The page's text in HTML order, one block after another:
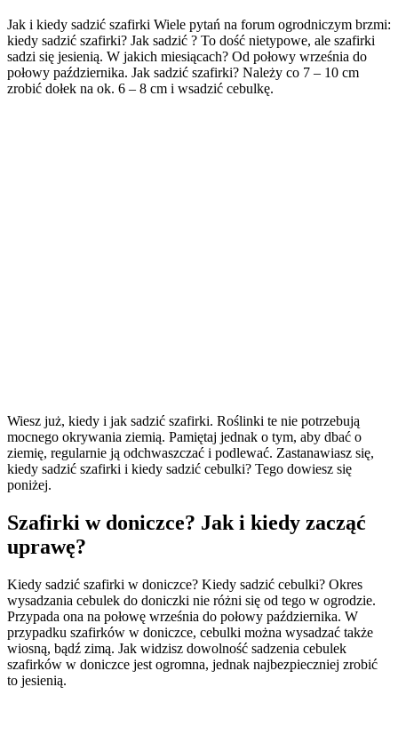
Jak i kiedy sadzić szafirki Wiele pytań na forum ogrodniczym brzmi:
kiedy sadzić szafirki? Jak sadzić ? To dość nietypowe, ale szafirki
sadzi się jesienią. W jakich miesiącach? Od połowy września do
połowy października. Jak sadzić szafirki? Należy co 7 – 10 cm
zrobić dołek na ok. 6 – 8 cm i wsadzić cebulkę.
Wiesz już, kiedy i jak sadzić szafirki. Roślinki te nie potrzebują
mocnego okrywania ziemią. Pamiętaj jednak o tym, aby dbać o
ziemię, regularnie ją odchwaszczać i podlewać. Zastanawiasz się,
kiedy sadzić szafirki i kiedy sadzić cebulki? Tego dowiesz się
poniżej.
Szafirki w doniczce? Jak i kiedy zacząć
uprawę?
Kiedy sadzić szafirki w doniczce? Kiedy sadzić cebulki? Okres
wysadzania cebulek do doniczki nie różni się od tego w ogrodzie.
Przypada ona na połowę września do połowy października. W
przypadku szafirków w doniczce, cebulki można wysadzać także
wiosną, bądź zimą. Jak widzisz dowolność sadzenia cebulek
szafirków w doniczce jest ogromna, jednak najbezpieczniej zrobić
to jesienią.